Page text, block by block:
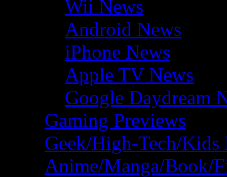
Wii News
Android News
iPhone News
Apple TV News
Google Daydream
Gaming Previews
Geek/High-Tech/Kids
Anime/Manga/Book/